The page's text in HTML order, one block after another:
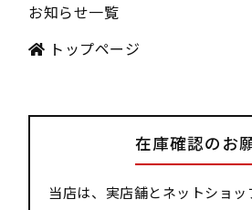
お知らせ一覧
トップページ
在庫確認のお
当店は、実店舗とネットショ